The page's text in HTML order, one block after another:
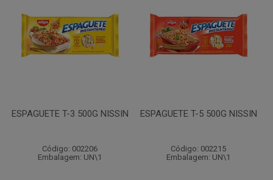
ESPAGUETE T-3 500G NISSIN
Código: 002206
Embalagem: UN\1
ESPAGUETE T-5 500G NISSIN
Código: 002215
Embalagem: UN\1